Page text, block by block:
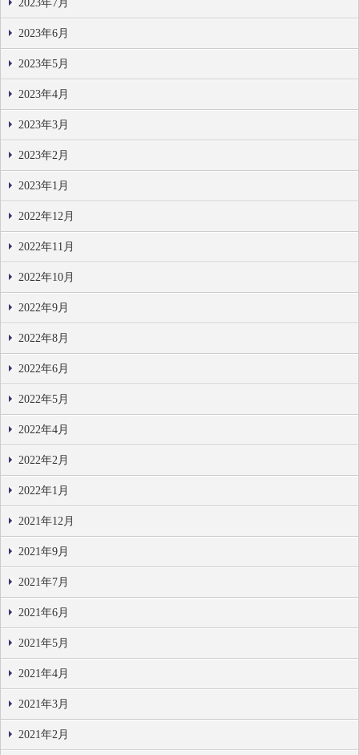
2023年7月
2023年6月
2023年5月
2023年4月
2023年3月
2023年2月
2023年1月
2022年12月
2022年11月
2022年10月
2022年9月
2022年8月
2022年6月
2022年5月
2022年4月
2022年2月
2022年1月
2021年12月
2021年9月
2021年7月
2021年6月
2021年5月
2021年4月
2021年3月
2021年2月